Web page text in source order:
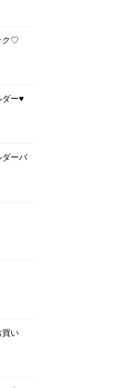
ク♡
ダー♥
ダーバ
買い